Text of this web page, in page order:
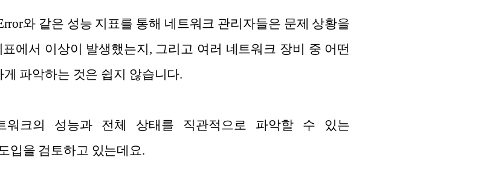
와 같은 성능 지표를 통해 네트워크 관리자들은 문제 상황을
에서 이상이 발생했는지, 그리고 여러 네트워크 장비 중 어떤
파악하는 것은 쉽지 않습니다.
워크의 성능과 전체 상태를 직관적으로 파악할 수 있는
입을 검토하고 있는데요.